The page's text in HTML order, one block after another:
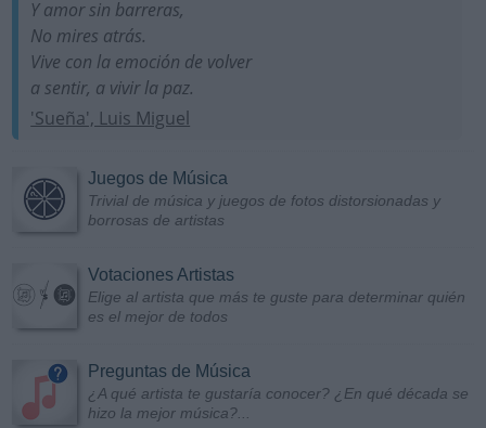
Y amor sin barreras,
No mires atrás.
Vive con la emoción de volver
a sentir, a vivir la paz.
'Sueña', Luis Miguel
Juegos de Música
Trivial de música y juegos de fotos distorsionadas y
borrosas de artistas
Votaciones Artistas
Elige al artista que más te guste para determinar quién
es el mejor de todos
Preguntas de Música
¿A qué artista te gustaría conocer? ¿En qué década se
hizo la mejor música?...